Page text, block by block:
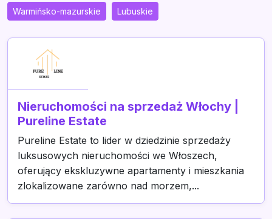
Warmińsko-mazurskie Lubuskie
Nieruchomości na sprzedaż Włochy |
Pureline Estate
Pureline Estate to lider w dziedzinie sprzedaży
luksusowych nieruchomości we Włoszech,
oferujący ekskluzywne apartamenty i mieszkania
zlokalizowane zarówno nad morzem,...